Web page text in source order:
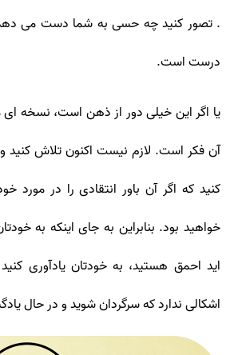
. تصور کنید چه حسی به شما دست می دهد
درست است.
یا اگر این خیلی دور از ذهن است، نسخه ای
آن فکر است. لازم نیست اکنون تلاش کنید
کنید که اگر آن باور انتقادی را در مورد
خواهید بود. بنابراین به جای اینکه به
اید احمق هستید، به خودتان یادآوری
اشکالی ندارد که سرگردان شوید و در حال